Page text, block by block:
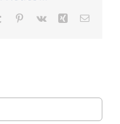
Tumblr Pinterest
Vk XingCorreo